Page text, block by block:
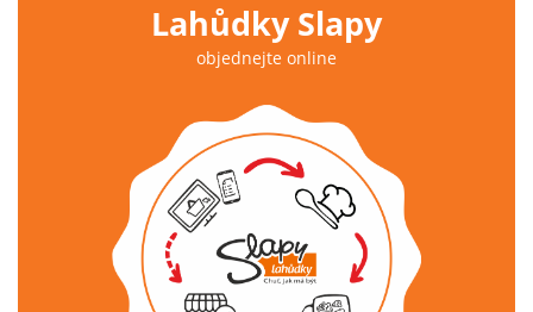
Lahůdky Slapy
objednejte online